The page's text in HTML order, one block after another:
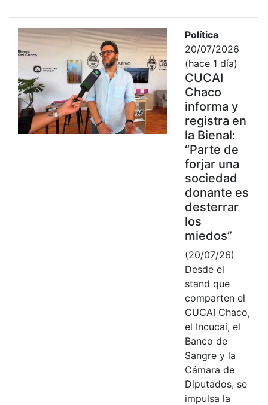
Política
20/07/2026
(hace 1 día)
CUCAI
Chaco
informa y
registra en
la Bienal:
“Parte de
forjar una
sociedad
donante es
desterrar
los
miedos”
(20/07/26)
Desde el
stand que
comparten el
CUCAI Chaco,
el Incucai, el
Banco de
Sangre y la
Cámara de
Diputados, se
impulsa la